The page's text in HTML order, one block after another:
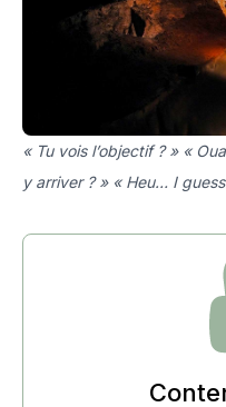
« Tu vois l’objectif ? » «
y arriver ? » « Heu… I